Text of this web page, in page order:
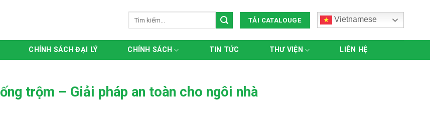
TẢI CATALOUGE Vietnamese
CHÍNH SÁCH ĐẠI LÝ CHÍNH SÁCH TIN TỨC THƯ VIỆN LIÊN HỆ
trộm – Giải pháp an toàn cho ngôi nhà